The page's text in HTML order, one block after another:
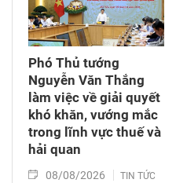
Phó Thủ tướng
Nguyễn Văn Thắng
làm việc về giải quyết
khó khăn, vướng mắc
trong lĩnh vực thuế và
hải quan
08/08/2026 TIN TỨC